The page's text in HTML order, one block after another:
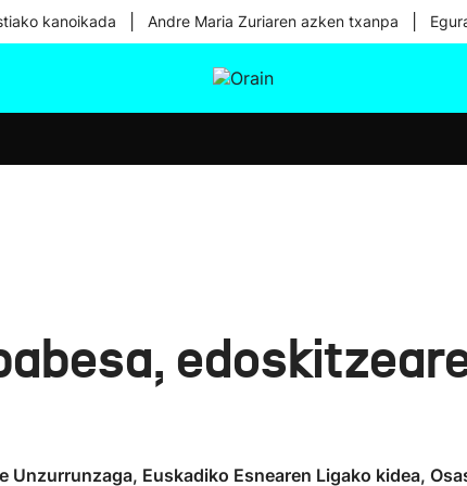
kanoikada Andre Maria Zuriaren azken txanpa
Unzurrunzaga, Euskadiko Esnearen Ligako kidea,